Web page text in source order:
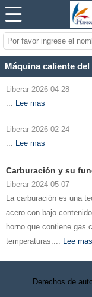
Liberar 2026-04-28
... Lee mas
Liberar 2026-02-24
... Lee mas
Carburación y su
Liberar 2024-05-07
La carburación es una
acero con bajo
horno que contiene gas
temperaturas.... Lee mas
Derechos de